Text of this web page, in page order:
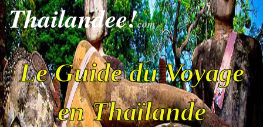
Thailandee!com
Le Guide du Voyage
en Thaïlande